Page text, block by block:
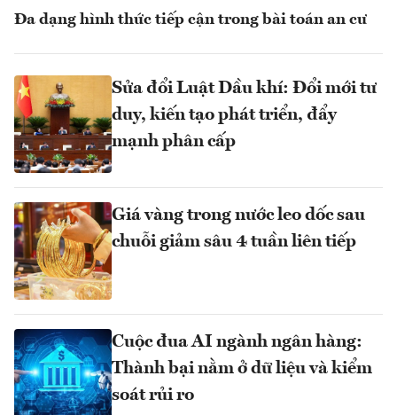
Đa dạng hình thức tiếp cận trong bài toán an cư
Sửa đổi Luật Dầu khí: Đổi mới tư
duy, kiến tạo phát triển, đẩy
mạnh phân cấp
Giá vàng trong nước leo dốc sau
chuỗi giảm sâu 4 tuần liên tiếp
Cuộc đua AI ngành ngân hàng:
Thành bại nằm ở dữ liệu và kiểm
soát rủi ro